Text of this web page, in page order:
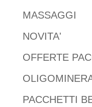
MASSAGGI
NOVITA'
OFFERTE
PACCHETTI